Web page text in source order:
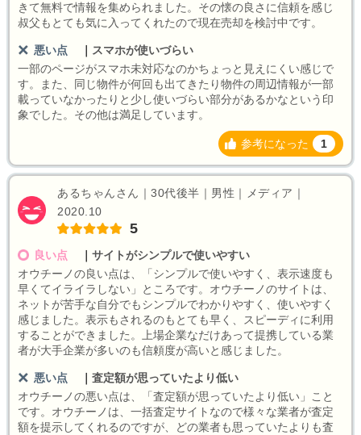
きて無料で情報を集められました。その懐の良さに信頼を感じ
叔父もとても気に入ってくれたので現在売却を検討中です。
悪い点
スマホが使いづらい
一部のページがスマホ未対応なのかちょっと見えにくい感じで
す。また、同じ物件が何回も出てきたり物件の周辺情報が一部
載っていなかったりと少し使いづらい部分があるかなという印
象でした。その他は満足しています。
参考になった 1
あるちゃんさん｜30代後半｜男性｜メディア｜
2020.10
5
良い点
サイトがシンプルで使いやすい
オウチーノの良い点は、「シンプルで使いやすく、表示速度も
早くてイライラしない」ところです。オウチーノのサイトは、
ネットが苦手な自分でもシンプルでわかりやすく、使いやすく
感じました。表示もされるのもとても早く、スピーディに利用
することができました。上場企業なだけあって提携している業
者が大手企業が多いのも信頼度が高いと感じました。
悪い点
査定額が思っていたより低い
オウチーノの悪い点は、「査定額が思っていたより低い」こと
です。オウチーノは、一括査定サイトなので様々な業者が査定
額を提示してくれるのですが、どの業者も思っていたよりも査